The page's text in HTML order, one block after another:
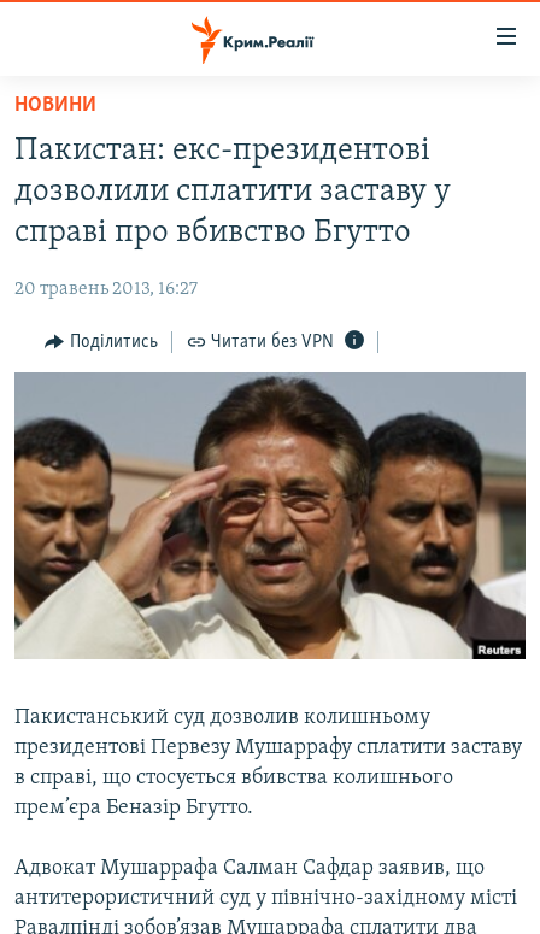
Перейти
основного
матеріалу
до
основної
навігації
Перейти
до
ВІДЕО ТА ФОТО
БЛОГИ
ПОГЛЯД
ВСЕ ЗА ДЕНЬ
СПЕЦПРОЕКТИ
ДЕПОРТАЦІЯ
ВІДЕОУРОКИ «ELIFBE»
СВІДЧЕННЯ ОКУПАЦІЇ
УКРАЇНСЬКА ПРОБЛЕМА КРИМУ
ЯК ОБІЙТИ БЛОКУВАННЯ
Русский
Qırımtatar
Усі сайти RFE/RL
НОВИНИ
Пакистан: екс-президентові
дозволили сплатити заставу у
справі про вбивство Бгутто
20 травень 2013, 16:27
Поділитись Читати без VPN
Пакистанський суд дозволив колишньому
президентові Первезу Мушаррафу сплатити заставу
в справі, що стосується вбивства колишнього
прем’єра Беназір Бгутто.
Адвокат Мушаррафа Салман Сафдар заявив, що
антитерористичний суд у північно-західному місті
Равалпінді зобов’язав Мушаррафа сплатити два